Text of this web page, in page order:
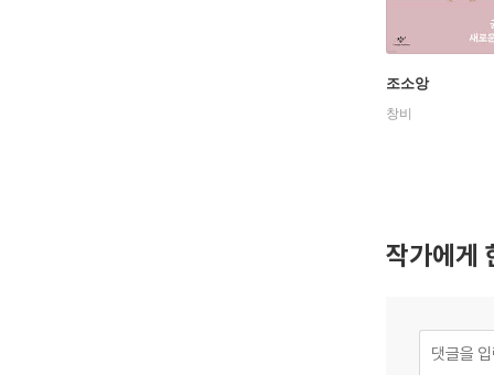
조소앙
창비
작가에게